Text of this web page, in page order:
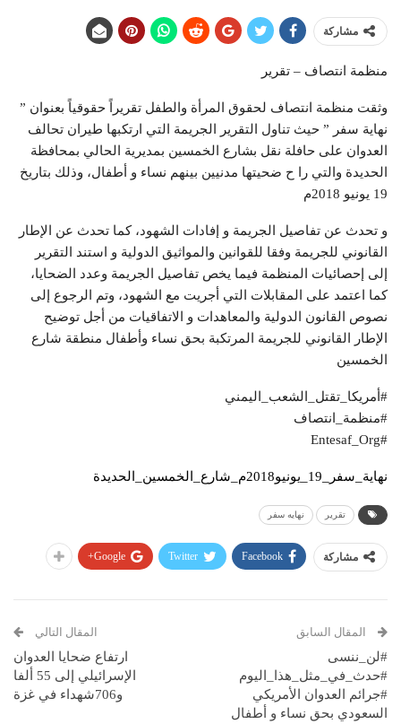
مشاركة
منظمة انتصاف – تقرير
وثقت منظمة انتصاف لحقوق المرأة والطفل تقريراً حقوقياً بعنوان ”
نهاية سفر ” حيث تناول التقرير الجريمة التي ارتكبها طيران تحالف
العدوان على حافلة نقل بشارع الخمسين بمديرية الحالي بمحافظة
الحديدة والتي را ح ضحيتها مدنيين بينهم نساء و أطفال، وذلك بتاريخ
19 يونيو 2018م
و تحدث عن تفاصيل الجريمة و إفادات الشهود، كما تحدث عن الإطار
القانوني للجريمة وفقا للقوانين والمواثيق الدولية و استند التقرير
إلى إحصائيات المنظمة فيما يخص تفاصيل الجريمة وعدد الضحايا،
كما اعتمد على المقابلات التي أجريت مع الشهود، وتم الرجوع إلى
نصوص القانون الدولية والمعاهدات و الاتفاقيات من أجل توضيح
الإطار القانوني للجريمة المرتكبة بحق نساء وأطفال منطقة شارع
الخمسين
#أمريكا_تقتل_الشعب_اليمني
#منظمة_انتصاف
#Entesaf_Org
نهاية_سفر_19_يونيو2018م_شارع_الخمسين_الحديدة
تقرير نهايه سفر
مشاركة Facebook
Twitter
Google+
المقال السابق
#لن_ننسى
#حدث_في_مثل_هذا_اليوم
#جرائم العدوان الأمريكي
السعودي بحق نساء و أطفال
المقال التالي
ارتفاع ضحايا العدوان
الإسرائيلي إلى 55 ألفا
و706شهداء في غزة